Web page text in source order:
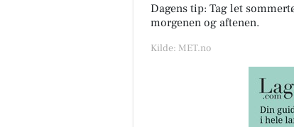
Dagens tip: Tag let
morgenen og aftenen.
Kilde: MET.no